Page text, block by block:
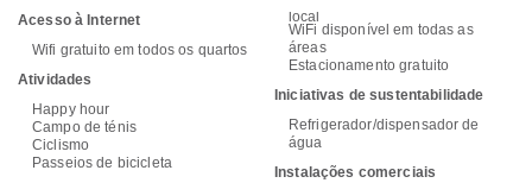
Acesso à Internet
Wifi gratuito em todos os quartos
Atividades
Happy hour
Campo de ténis
Ciclismo
Passeios de bicicleta
local
WiFi disponível em todas as
áreas
Estacionamento gratuito
Iniciativas de sustentabilidade
Refrigerador/dispensador de
água
Instalações comerciais